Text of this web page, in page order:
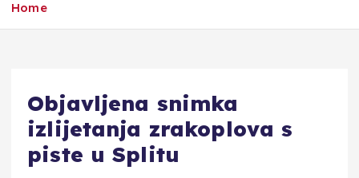
Home
Objavljena snimka
izlijetanja zrakoplova s
piste u Splitu